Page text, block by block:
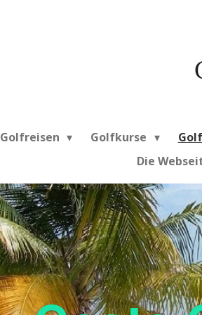
Golfreisen Golfkurse
Die